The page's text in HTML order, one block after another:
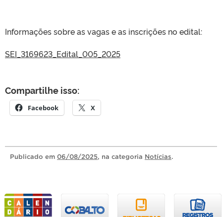
Informações sobre as vagas e as inscrições no edital:
SEI_3169623_Edital_005_2025
Compartilhe isso:
Facebook X
Publicado em 06/08/2025, na categoria Notícias.